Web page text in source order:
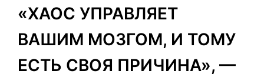
«ХАОС УПРАВЛЯЕТ
ВАШИМ МОЗГОМ, И ТОМУ
ЕСТЬ СВОЯ ПРИЧИНА», —